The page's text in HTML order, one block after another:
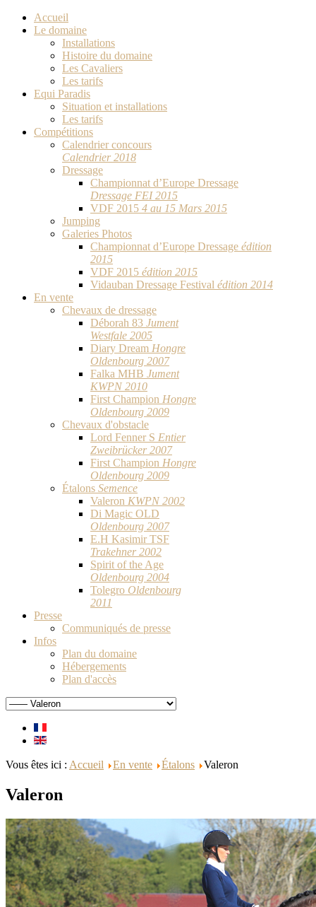
Accueil
Le domaine
Installations
Histoire du domaine
Les Cavaliers
Les tarifs
Equi Paradis
Situation et installations
Les tarifs
Compétitions
Calendrier concours
Calendrier 2018
Dressage
Championnat d’Europe Dressage
Dressage FEI 2015
VDF 2015 4 au 15 Mars 2015
Jumping
Galeries Photos
Championnat d’Europe Dressage édition
2015
VDF 2015 édition 2015
Vidauban Dressage Festival édition 2014
En vente
Chevaux de dressage
Déborah 83 Jument
Westfale 2005
Diary Dream Hongre
Oldenbourg 2007
Falka MHB Jument
KWPN 2010
First Champion Hongre
Oldenbourg 2009
Chevaux d'obstacle
Lord Fenner S Entier
Zweibrücker 2007
First Champion Hongre
Oldenbourg 2009
Étalons Semence
Valeron KWPN 2002
Di Magic OLD
Oldenbourg 2007
E.H Kasimir TSF
Trakehner 2002
Spirit of the Age
Oldenbourg 2004
Tolegro Oldenbourg
2011
Presse
Communiqués de presse
Infos
Plan du domaine
Hébergements
Plan d'accès
Vous êtes ici : Accueil En vente Étalons Valeron
Valeron